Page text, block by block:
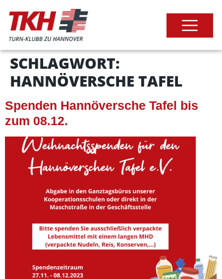
SCHLAGWORT:
HANNÖVERSCHE TAFEL
Spenden Hannöversche Tafel bis
zum 08.12.